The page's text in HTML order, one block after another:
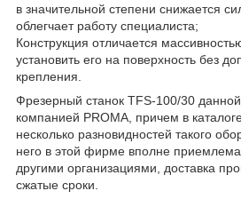
в значительной степени снижается
облегчает работу специалиста;
Конструкция отличается
установить его на поверхность без
крепления.
Фрезерный станок TFS-100/30
компанией PROMA, причем в
несколько разновидностей такого
него в этой фирме вполне
другими организациями, доставка
сжатые сроки.